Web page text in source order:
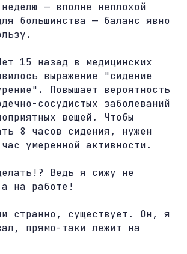
— вполне неплохой
большинства — баланс явно
15 назад в медицинских
выражение "сидение
Повышает вероятность
сосудистых заболеваний
вещей. Чтобы
8 часов сидения, нужен
умеренной активности.
Ведь я сижу не
на работе!
странно, существует. Он, я
прямо-таки лежит на